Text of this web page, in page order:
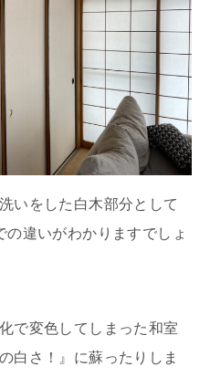
いをした白木部分として
違いがわかりますでしょ
で変色してしまった和室
白さ！』に蘇ったりしま